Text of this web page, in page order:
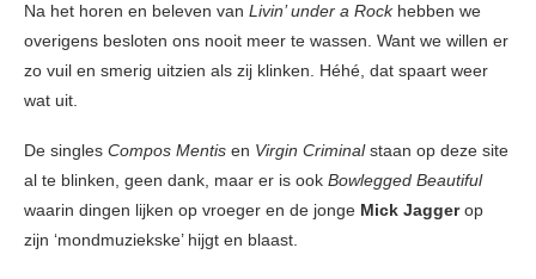
Na het horen en beleven van Livin’ under a Rockhebben we
overigens besloten ons nooit meer te wassen. Want we willen er
zo vuil en smerig uitzien als zij klinken. Héhé, dat spaart weer
wat uit.
De singles Compos Mentis en Virgin Criminalstaan op deze site
al te blinken, geen dank, maar er is ook Bowlegged Beautiful
waarin dingen lijken op vroeger en de jonge Mick Jaggerop
zijn ‘mondmuziekske’ hijgt en blaast.